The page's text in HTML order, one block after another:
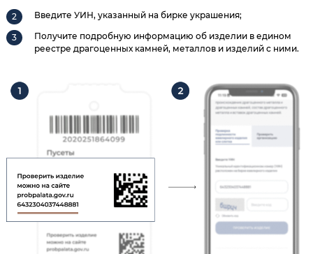
Введите УИН, указанный на бирке украшения;
Получите подробную информацию об изделии в едином
реестре драгоценных камней, металлов и изделий с ними.